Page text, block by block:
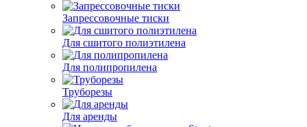
Запрессовочные тиски
Для сшитого полиэтилена
Для полипропилена
Труборезы
Для аренды